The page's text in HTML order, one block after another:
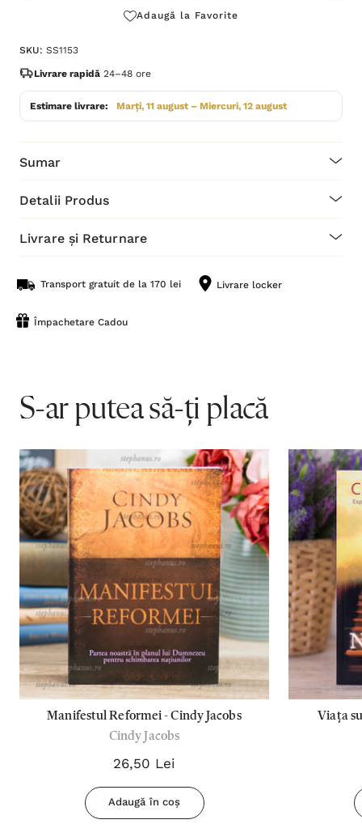
Adaugă la Favorite
SKU: SS1153
Livrare rapidă 24–48 ore
Estimare livrare: Marți, 11 august – Miercuri, 12 august
Sumar
Detalii Produs
Livrare și Returnare
Transport gratuit de la 170 lei Livrare locker
Împachetare Cadou
S-ar putea să-ți placă
Manifestul Reformei - Cindy Jacobs
Cindy Jacobs
26,50 Lei
Adaugă în coș
Viața